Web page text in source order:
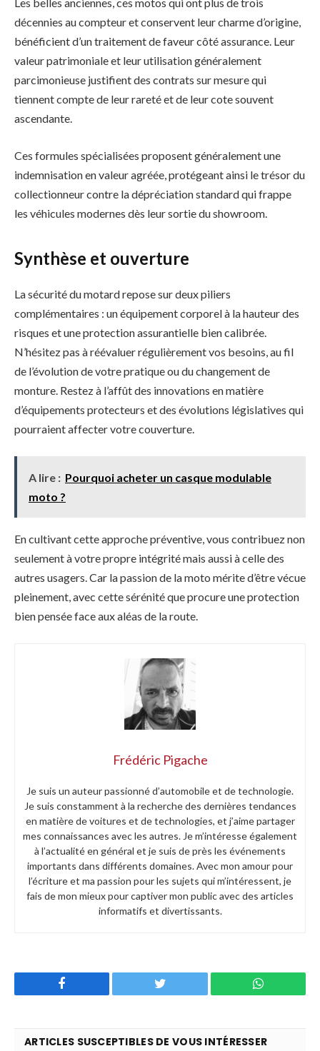
décennies au compteur et conservent leur charme d’origine,
bénéficient d’un traitement de faveur côté assurance. Leur
valeur patrimoniale et leur utilisation généralement
parcimonieuse justifient des contrats sur mesure qui
tiennent compte de leur rareté et de leur cote souvent
ascendante.
Ces formules spécialisées proposent généralement une
indemnisation en valeur agréée, protégeant ainsi le trésor du
collectionneur contre la dépréciation standard qui frappe
les véhicules modernes dès leur sortie du showroom.
Synthèse et ouverture
La sécurité du motard repose sur deux piliers
complémentaires : un équipement corporel à la hauteur des
risques et une protection assurantielle bien calibrée.
N’hésitez pas à réévaluer régulièrement vos besoins, au fil
de l’évolution de votre pratique ou du changement de
monture. Restez à l’affût des innovations en matière
d’équipements protecteurs et des évolutions législatives qui
pourraient affecter votre couverture.
A lire : Pourquoi acheter un casque modulable
moto ?
En cultivant cette approche préventive, vous contribuez non
seulement à votre propre intégrité mais aussi à celle des
autres usagers. Car la passion de la moto mérite d’être vécue
pleinement, avec cette sérénité que procure une protection
bien pensée face aux aléas de la route.
Frédéric Pigache
Je suis un auteur passionné d’automobile et de technologie.
Je suis constamment à la recherche des dernières tendances
en matière de voitures et de technologies, et j’aime partager
mes connaissances avec les autres. Je m’intéresse également
à l’actualité en général et je suis de près les événements
importants dans différents domaines. Avec mon amour pour
l’écriture et ma passion pour les sujets qui m’intéressent, je
fais de mon mieux pour captiver mon public avec des articles
informatifs et divertissants.
Twitter WhatsApp
ARTICLES SUSCEPTIBLES DE VOUS INTÉRESSER